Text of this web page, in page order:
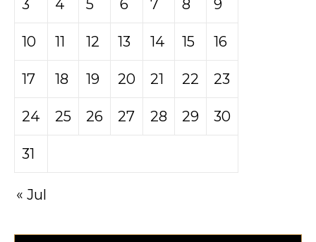
3 4 5 6 7 8 9
10 11 12 13 14 15 16
17 18 19 20 21 22 23
24 25 26 27 28 29 30
31
« Jul